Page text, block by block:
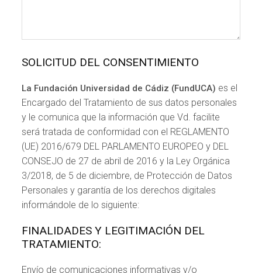
SOLICITUD DEL CONSENTIMIENTO
La Fundación Universidad de Cádiz (FundUCA) es el
Encargado del Tratamiento de sus datos personales
y le comunica que la información que Vd. facilite
será tratada de conformidad con el REGLAMENTO
(UE) 2016/679 DEL PARLAMENTO EUROPEO y DEL
CONSEJO de 27 de abril de 2016 y la Ley Orgánica
3/2018, de 5 de diciembre, de Protección de Datos
Personales y garantía de los derechos digitales
informándole de lo siguiente:
FINALIDADES Y LEGITIMACIÓN DEL
TRATAMIENTO:
Envío de comunicaciones informativas y/o